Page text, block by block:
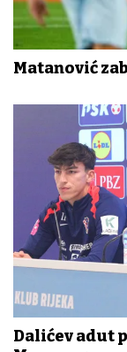
Matanović
Dalićev adut